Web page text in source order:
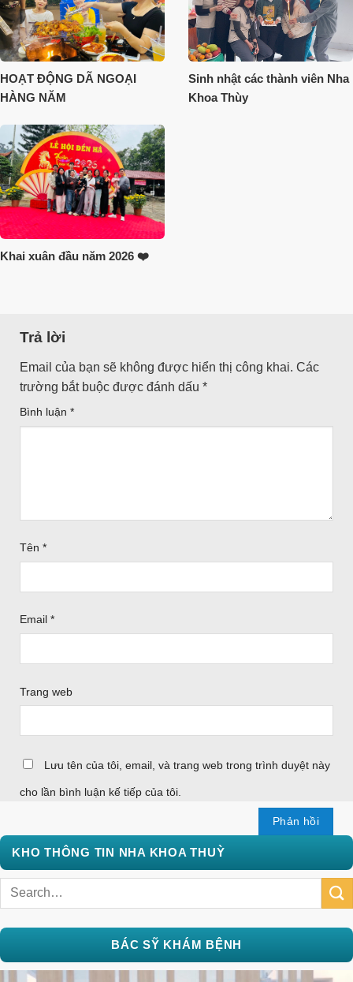
HOẠT ĐỘNG DÃ NGOẠI
HÀNG NĂM
Sinh nhật các thành viên Nha
Khoa Thùy
Khai xuân đầu năm 2026 ❤️
Trả lời
Email của bạn sẽ không được hiển thị công khai. Các
trường bắt buộc được đánh dấu *
Bình luận *
Tên *
Email *
Trang web
Lưu tên của tôi, email, và trang web trong trình duyệt này
cho lần bình luận kế tiếp của tôi.
KHO THÔNG TIN NHA KHOA THUỲ
BÁC SỸ KHÁM BỆNH